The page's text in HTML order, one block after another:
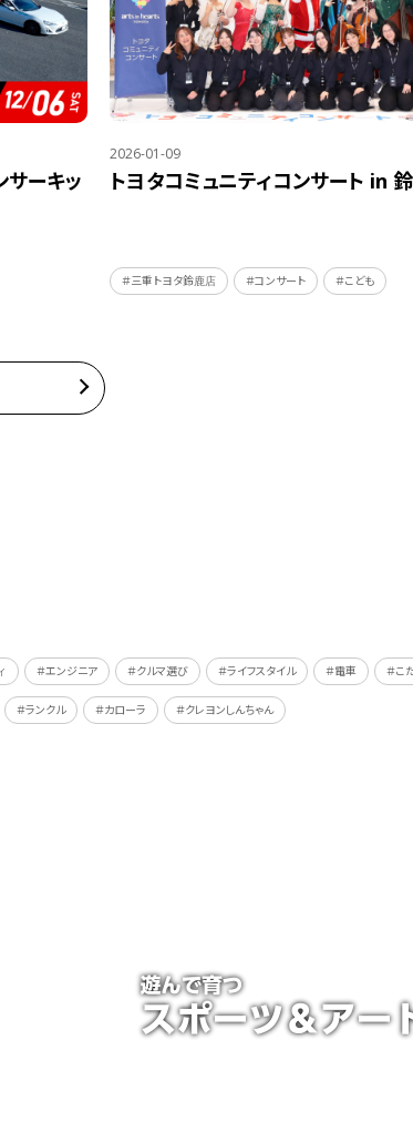
サーキッ
2026-01-09
トヨタコミュニティコンサート in
＃三重トヨタ鈴鹿店 ＃コンサート ＃こども
＃エンジニア ＃クルマ選び ＃ライフスタイル ＃電車 ＃こ
＃ランクル ＃カローラ ＃クレヨンしんちゃん